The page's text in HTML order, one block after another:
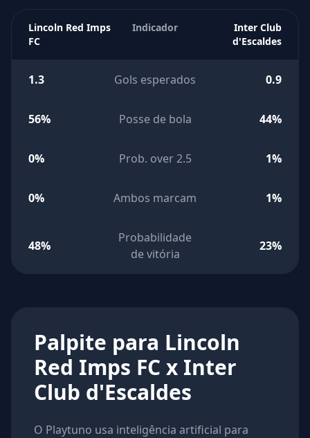
Lincoln Red Imps
FC
Indicador
Inter Club
d'Escaldes
1.3 Gols esperados 0.9
56% Posse de bola 44%
0% Prob. over 2.5 1%
0% Ambos marcam 1%
48%
Probabilidade
de vitória
23%
Palpite para Lincoln
Red Imps FC x Inter
Club d'Escaldes
O Playtuno usa inteligência artificial para